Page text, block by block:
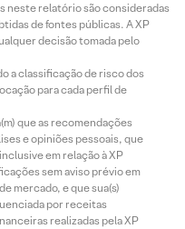
neste relatório são consideradas
de fontes públicas. A XP
decisão tomada pelo
a classificação de risco dos
para cada perfil de
que as recomendações
e opiniões pessoais, que
em relação à XP
sem aviso prévio em
mercado, e que sua(s)
por receitas
realizadas pela XP